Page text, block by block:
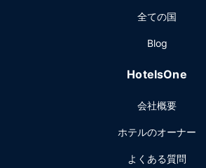
全ての国
Blog
HotelsOne
会社概要
ホテルのオーナー
よくある質問